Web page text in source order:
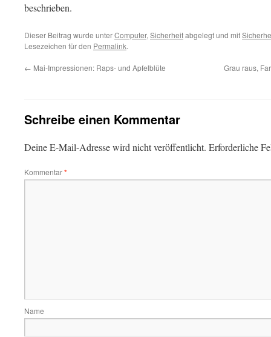
beschrieben.
Dieser Beitrag wurde unterComputer, Sicherheitabgelegt und mit
Lesezeichen für den Permalink.
← Mai-Impressionen: Raps- und Apfelblüte Grau raus,
Schreibe einen Kommentar
Deine E-Mail-Adresse wird nicht veröffentlicht. Erforderliche
Kommentar*
Name